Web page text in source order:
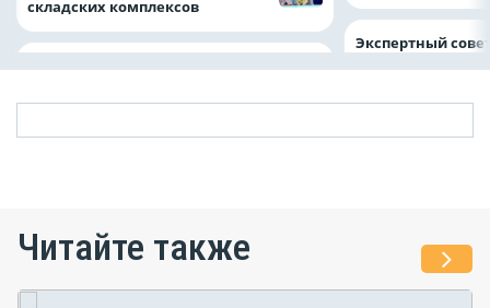
складских комплексов
Экспертный
Читайте также